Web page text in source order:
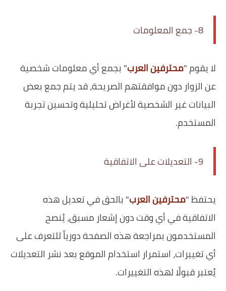
8- جمع المعلومات
لا يقوم "محترفين العرب" بجمع أي معلومات شخصية
عن الزوار دون موافقتهم الصريحة، قد يتم جمع بعض
البيانات غير الشخصية لأغراض تحليلية وتحسين تجربة
المستخدم.
9- التعديلات على الاتفاقية
يحتفظ "محترفين العرب" بالحق في تعديل هذه
الاتفاقية في أي وقت دون إشعار مسبق، يُنصح
المستخدمون بمراجعة هذه الصفحة دورياً للتعرف على
أي تغييرات، استمرار استخدام الموقع بعد نشر التعديلات
يُعتبر قبولًا لهذه التغييرات.